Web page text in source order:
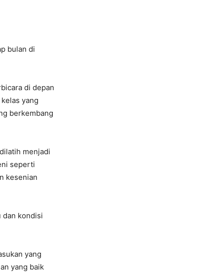
bulan di
di depan
yang
berkembang
menjadi
seperti
kesenian
dan kondisi
yang
yang baik